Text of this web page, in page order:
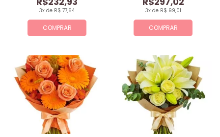
COMPRAR
3x de R$ 77,64
COMPRAR
3x de R$ 99,01